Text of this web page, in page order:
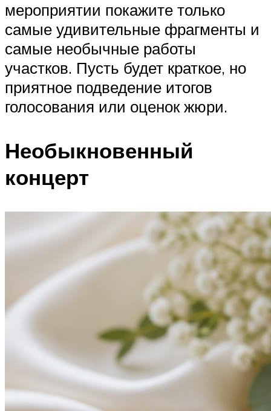
мероприятии покажите только
самые удивительные фрагменты и
самые необычные работы
участков. Пусть будет краткое, но
приятное подведение итогов
голосования или оценок жюри.
Необыкновенный
концерт